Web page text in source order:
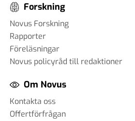
Forskning
Novus Forskning
Rapporter
Föreläsningar
Novus policyråd till redaktioner
Om Novus
Kontakta oss
Offertförfrågan